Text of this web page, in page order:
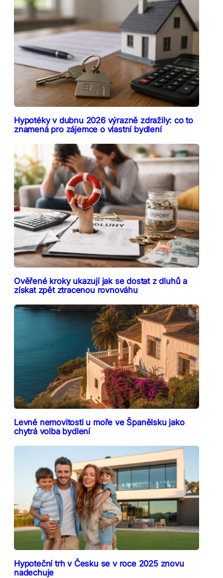
Hypotéky v dubnu 2026 výrazně zdražily: co to
znamená pro zájemce o vlastní bydlení
Ověřené kroky ukazují jak se dostat z dluhů a
získat zpět ztracenou rovnováhu
Levné nemovitosti u moře ve Španělsku jako
chytrá volba bydlení
Hypoteční trh v Česku se v roce 2025 znovu
nadechuje